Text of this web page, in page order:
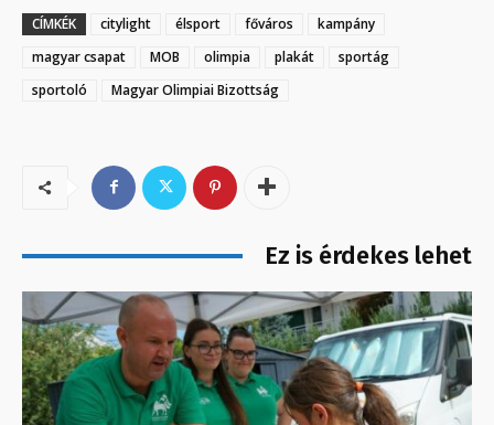
CÍMKÉK citylight élsport főváros
kampány
magyar csapat
MOB olimpia plakát
sportág
sportoló
Magyar Olimpiai Bizottság
Ez is érdekes lehet